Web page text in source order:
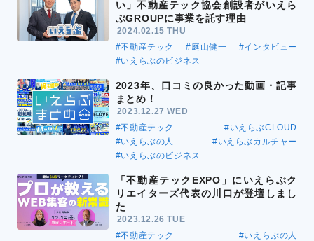
い」不動産テック協会創設者がいえら
ぶGROUPに事業を託す理由
2024.02.15 THU
#不動産テック
#庭山健一
#インタビュー
#いえらぶのビジネス
2023年、口コミの良かった動画・記事
まとめ！
2023.12.27 WED
#不動産テック
#いえらぶCLOUD
#いえらぶの人
#いえらぶカルチャー
#いえらぶのビジネス
「不動産テックEXPO」にいえらぶク
リエイターズ代表の川口が登壇しまし
た
2023.12.26 TUE
#不動産テック
#いえらぶの人